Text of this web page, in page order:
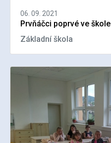
06. 09. 2021
Prvňáčci poprvé ve škole
Základní škola